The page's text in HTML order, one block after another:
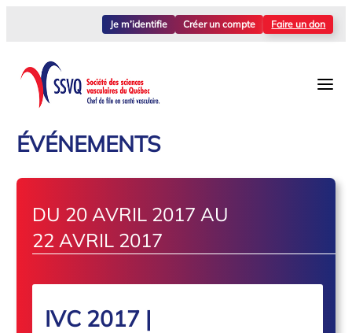
Je m’identifie Créer un compte Faire un don
ÉVÉNEMENTS
DU 20 AVRIL 2017 AU
22 AVRIL 2017
IVC 2017 |